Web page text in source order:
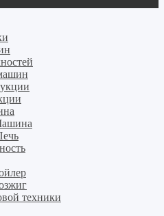
техники